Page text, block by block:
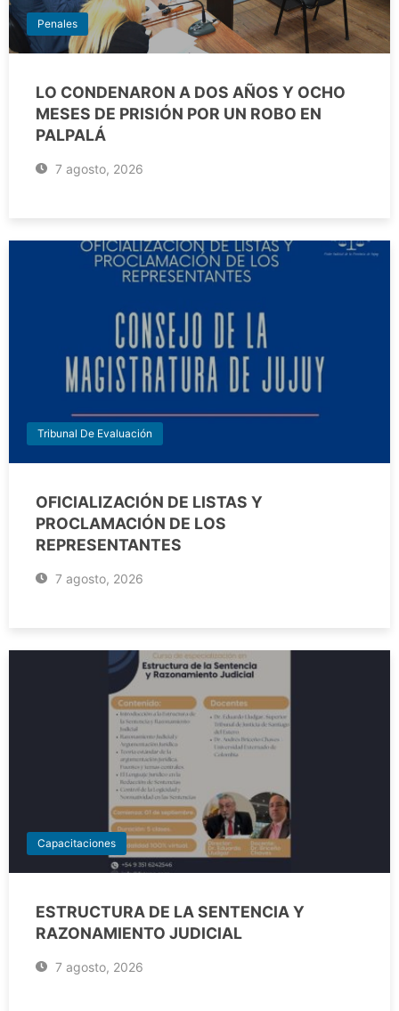
Penales
LO CONDENARON A DOS AÑOS Y OCHO
MESES DE PRISIÓN POR UN ROBO EN
PALPALÁ
7 agosto, 2026
Tribunal De Evaluación
OFICIALIZACIÓN DE LISTAS Y
PROCLAMACIÓN DE LOS
REPRESENTANTES
7 agosto, 2026
Capacitaciones
ESTRUCTURA DE LA SENTENCIA Y
RAZONAMIENTO JUDICIAL
7 agosto, 2026